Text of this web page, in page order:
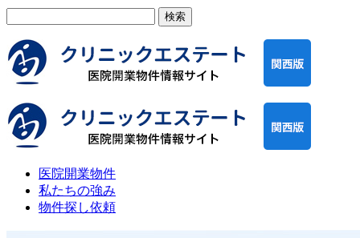
医院開業物件
私たちの強み
物件探し依頼